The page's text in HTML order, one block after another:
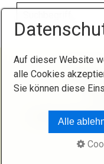
© 2026
Auf dieser Website
alle Cookies
Sie können diese
Alle